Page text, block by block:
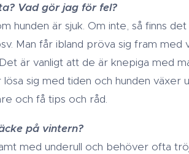
Vad gör jag för fel?
hunden är sjuk. Om inte, så finns
Man får ibland pröva sig fram med
är vanligt att de är knepiga med
sig med tiden och hunden växer
och få tips och råd.
på vintern?
med underull och behöver ofta